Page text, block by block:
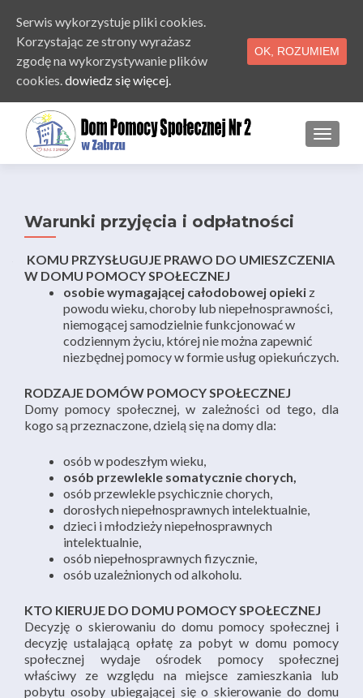
Warunki przyjęcia i odpłatności
KOMU PRZYSŁUGUJE PRAWO DO UMIESZCZENIA
W DOMU POMOCY SPOŁECZNEJ
osobie wymagającej całodobowej opieki z
powodu wieku, choroby lub niepełnosprawności,
niemogącej samodzielnie funkcjonować w
codziennym życiu, której nie można zapewnić
niezbędnej pomocy w formie usług opiekuńczych.
RODZAJE DOMÓW POMOCY SPOŁECZNEJ
Domy pomocy społecznej, w zależności od tego, dla
kogo są przeznaczone, dzielą się na domy dla:
osób w podeszłym wieku,
osób przewlekle somatycznie chorych,
osób przewlekle psychicznie chorych,
dorosłych niepełnosprawnych intelektualnie,
dzieci i młodzieży niepełnosprawnych
intelektualnie,
osób niepełnosprawnych fizycznie,
osób uzależnionych od alkoholu.
KTO KIERUJE DO DOMU POMOCY SPOŁECZNEJ
Decyzję o skierowaniu do domu pomocy społecznej i
decyzję ustalającą opłatę za pobyt w domu pomocy
społecznej wydaje ośrodek pomocy społecznej
właściwy ze względu na miejsce zamieszkania lub
pobytu osoby ubiegającej się o skierowanie do domu
Serwis wykorzystuje pliki cookies.
Korzystając ze strony wyrażasz
zgodę na wykorzystywanie plików
cookies.dowiedz się więcej.
OK, ROZUMIEM